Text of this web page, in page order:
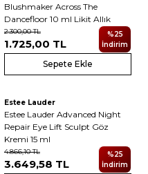
Blushmaker Across The
Dancefloor 10 ml Likit Allık
2.300,00TL
1.725,00 TL
%25
İndirim
Sepete Ekle
Yeni
Estee Lauder
Estee Lauder Advanced Night
Repair Eye Lift Sculpt Göz
Kremi 15 ml
4.866,10TL
3.649,58 TL
%25
İndirim